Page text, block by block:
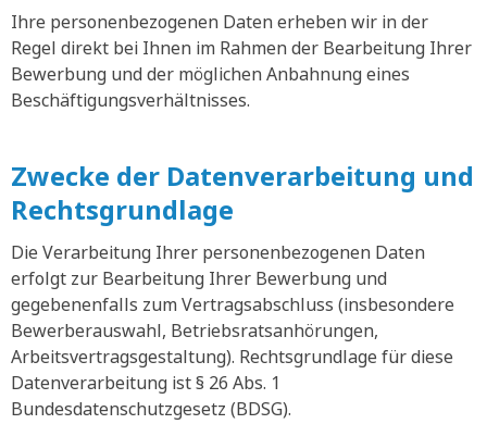
Ihre personenbezogenen Daten erheben wir in der
Regel direkt bei Ihnen im Rahmen der Bearbeitung Ihrer
Bewerbung und der möglichen Anbahnung eines
Beschäftigungsverhältnisses.
Zwecke der Datenverarbeitung und
Rechtsgrundlage
Die Verarbeitung Ihrer personenbezogenen Daten
erfolgt zur Bearbeitung Ihrer Bewerbung und
gegebenenfalls zum Vertragsabschluss (insbesondere
Bewerberauswahl, Betriebsratsanhörungen,
Arbeitsvertragsgestaltung). Rechtsgrundlage für diese
Datenverarbeitung ist § 26 Abs. 1
Bundesdatenschutzgesetz (BDSG).